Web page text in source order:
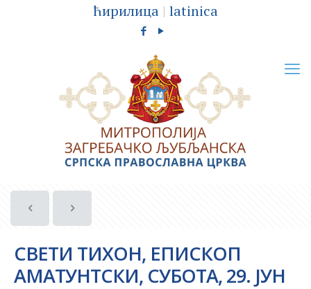
ћирилица | latinica
СВЕТИ ТИХОН, ЕПИСКОП
АМАТУНТСКИ, СУБОТА, 29. ЈУН